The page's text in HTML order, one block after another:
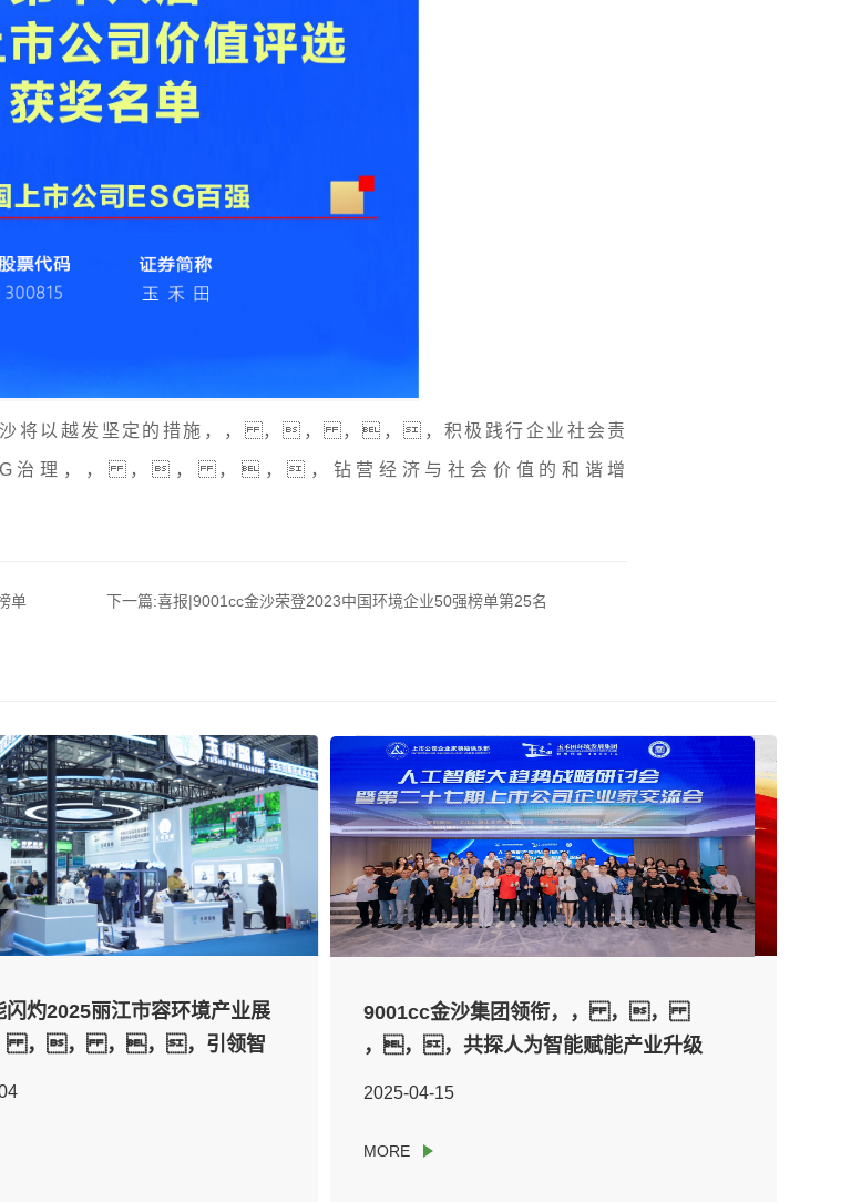
以越发坚定的措施，， ，， ，，，积极践行企业社会责
理，， ，， ，，，钻营经济与社会价值的和谐增
单 下一篇:喜报|9001cc金沙荣登2023中国环境企业50强榜单第25名
闪灼2025丽江市容环境产业展
，， ，，，引领智
热烈祝贺丽江9001cc金沙智慧城市运营
集团有限公司荣登2025丽江500强企业
2025-12-04
9001cc金沙集团领衔，， ，，
，，，共探人为智能赋能产业升级
2025-04-15